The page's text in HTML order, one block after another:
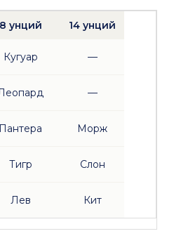
8 унций 14 унций
Кугуар —
—
Пантера Морж
Тигр Слон
Лев Кит